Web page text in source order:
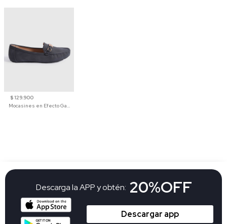
$ 129.900
Mocasines en Efecto Gamuzado Para Mujer
Descarga la APP y obtén: 20%OFF
Descargar app